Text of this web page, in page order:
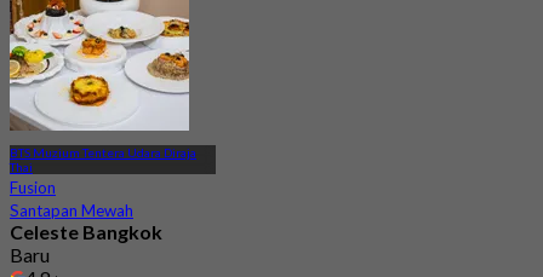
BTS Muzium Tentera Udara Diraja
Thai
Fusion
Santapan Mewah
Celeste Bangkok
Baru